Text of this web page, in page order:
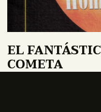
EL
COMETA